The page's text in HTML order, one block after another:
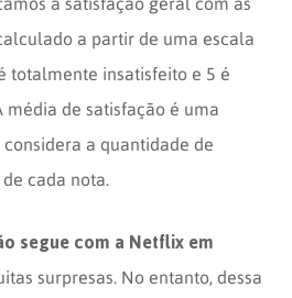
a partir de uma escala
totalmente insatisfeito e 5 é
de satisfação é uma
a quantidade de
cada nota.
segue com a Netflix em
surpresas. No entanto, dessa